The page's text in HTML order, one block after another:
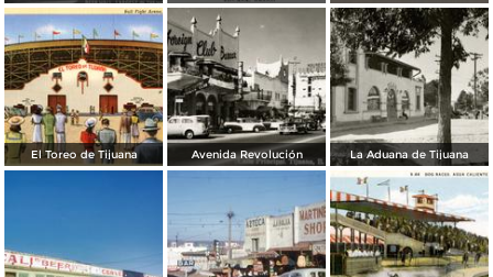
El Toreo de Tijuana Avenida Revolución La Aduana de Tijuana